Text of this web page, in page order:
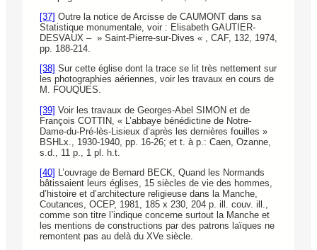
[37] Outre la notice de Arcisse de CAUMONT dans sa
Statistique monumentale, voir : Elisabeth GAUTIER-
DESVAUX – » Saint-Pierre-sur-Dives « , CAF, 132, 1974,
pp. 188-214.
[38] Sur cette église dont la trace se lit très nettement sur
les photographies aériennes, voir les travaux en cours de
M. FOUQUES.
[39] Voir les travaux de Georges-Abel SIMON et de
François COTTIN, « L’abbaye bénédictine de Notre-
Dame-du-Pré-lès-Lisieux d’après les dernières fouilles »
BSHLx., 1930-1940, pp. 16-26; et t. à p.: Caen, Ozanne,
s.d., 11 p., 1 pl. h.t.
[40]
L’ouvrage de Bernard BECK, Quand les Normands
bâtissaient leurs églises, 15 siècles de vie des hommes,
d’histoire et d’architecture religieuse dans la Manche,
Coutances, OCEP, 1981, 185 x 230, 204 p. ill. couv. ill.,
comme son titre l’indique concerne surtout la Manche et
les mentions de constructions par des patrons laïques ne
remontent pas au delà du XVe siècle.